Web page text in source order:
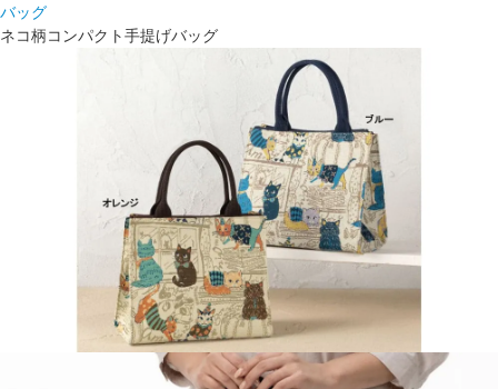
バッグ
ネコ柄コンパクト手提げバッグ